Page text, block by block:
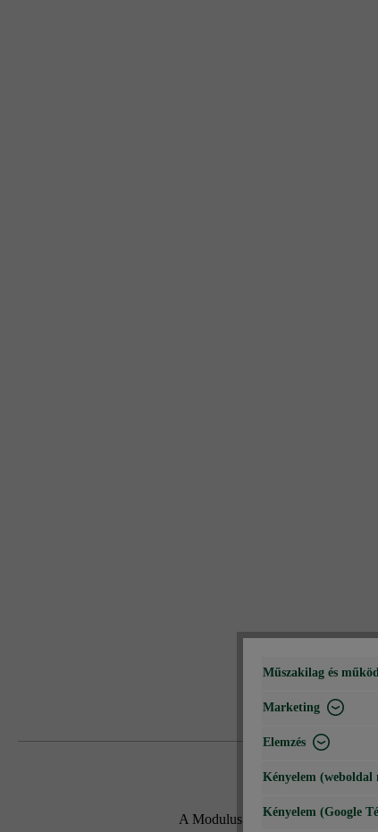
A Modulus Pur kerítés- és
Műszakilag és
Marketing
Elemzés
Kényelem (weboldal
Kényelem (Google